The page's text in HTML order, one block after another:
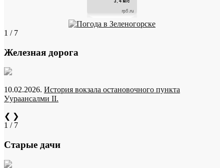
1 / 7
Железная дорога
10.02.2026. История вокзала остановочного пункта
Уураансалми II.
❮ ❯
1 / 7
Старые дачи